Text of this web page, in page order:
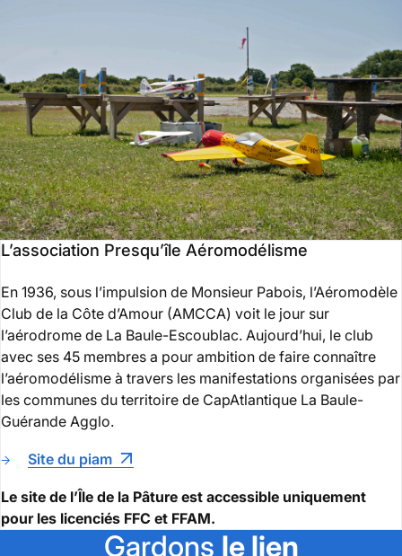
L’association Presqu’île Aéromodélisme
En 1936, sous l’impulsion de Monsieur Pabois, l’Aéromodèle
Club de la Côte d’Amour (AMCCA) voit le jour sur
l’aérodrome de La Baule-Escoublac. Aujourd’hui, le club
avec ses 45 membres a pour ambition de faire connaître
l’aéromodélisme à travers les manifestations organisées par
les communes du territoire de CapAtlantique La Baule-
Guérande Agglo.
Site du piam
Le site de l’Île de la Pâture est accessible uniquement
pour les licenciés FFC et FFAM.
Gardons le lien